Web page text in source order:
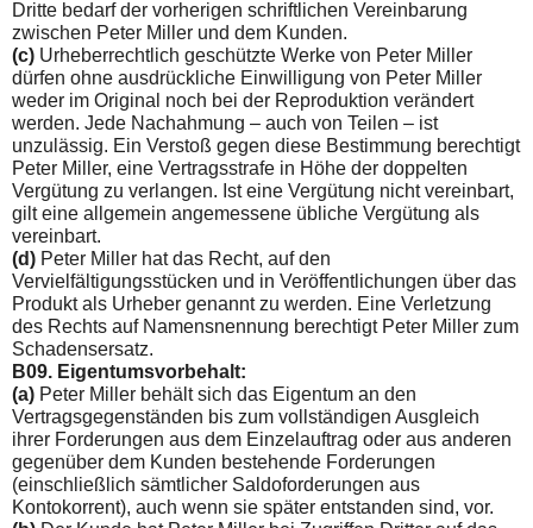
Dritte bedarf der vorherigen schriftlichen Vereinbarung
zwischen Peter Miller und dem Kunden.
(c) Urheberrechtlich geschützte Werke von Peter Miller
dürfen ohne ausdrückliche Einwilligung von Peter Miller
weder im Origi­nal noch bei der Reproduktion verändert
werden. Jede Nachah­mung – auch von Teilen – ist
unzulässig. Ein Verstoß gegen diese Bestimmung berechtigt
Peter Miller, eine Vertragsstrafe in Höhe der doppelten
Vergütung zu verlangen. Ist eine Vergütung nicht vereinbart,
gilt eine allgemein angemessene übliche Vergütung als
vereinbart.
(d) Peter Miller hat das Recht, auf den
Vervielfältigungsstücken und in Veröffentlichungen über das
Produkt als Urheber genannt zu werden. Eine Verletzung
des Rechts auf Namensnennung be­rechtigt Peter Miller zum
Schadensersatz.
B09. Eigentumsvorbehalt:
(a) Peter Miller behält sich das Eigentum an den
Vertragsgegenständen bis zum vollständigen Ausgleich
ihrer Forderungen aus dem Einzelauftrag oder aus anderen
gegenüber dem Kunden bestehende Forderungen
(einschließlich sämtlicher Saldoforderungen aus
Kontokorrent), auch wenn sie später entstanden sind, vor.